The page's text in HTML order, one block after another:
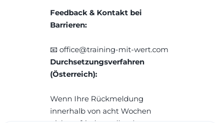
Feedback & Kontakt bei
Barrieren:
📧 office@training-mit-wert.com
Durchsetzungsverfahren
(Österreich):
Wenn Ihre Rückmeldung
innerhalb von acht Wochen